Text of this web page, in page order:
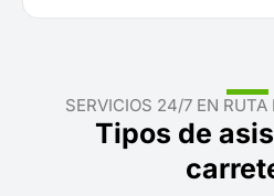
SERVICIOS 24/7 EN
Tipos de